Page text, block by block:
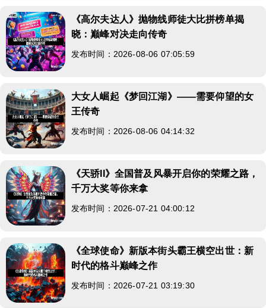
《高尔夫达人》抛物线师徒大比拼榜单揭
晓：巅峰对决走向传奇
发布时间：2026-08-06 07:05:59
大女人崛起《梦回江湖》——需要仰望的女
王传奇
发布时间：2026-08-06 04:14:32
《天骄II》全国普及风暴开启你的荣耀之路，
千万大奖等你来拿
发布时间：2026-07-21 04:00:12
《全球使命》新版本街头霸王横空出世：新
时代的格斗巅峰之作
发布时间：2026-07-21 03:19:30